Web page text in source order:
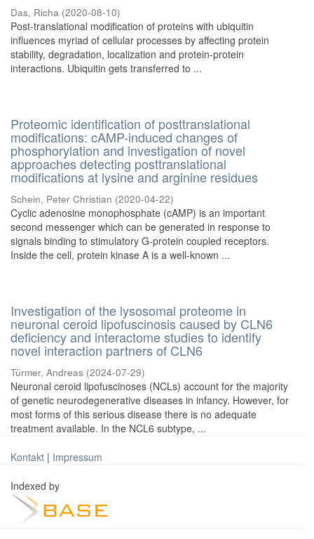
Das, Richa (2020-08-10)
Post-translational modification of proteins with ubiquitin
influences myriad of cellular processes by affecting protein
stability, degradation, localization and protein-protein
interactions. Ubiquitin gets transferred to ...
Proteomic identification of posttranslational
modifications: cAMP-induced changes of
phosphorylation and investigation of novel
approaches detecting posttranslational
modifications at lysine and arginine residues
Schein, Peter Christian (2020-04-22)
Cyclic adenosine monophosphate (cAMP) is an important
second messenger which can be generated in response to
signals binding to stimulatory G-protein coupled receptors.
Inside the cell, protein kinase A is a well-known ...
Investigation of the lysosomal proteome in
neuronal ceroid lipofuscinosis caused by CLN6
deficiency and interactome studies to identify
novel interaction partners of CLN6
Türmer, Andreas (2024-07-29)
Neuronal ceroid lipofuscinoses (NCLs) account for the majority
of genetic neurodegenerative diseases in infancy. However, for
most forms of this serious disease there is no adequate
treatment available. In the NCL6 subtype, ...
Kontakt | Impressum
Indexed by